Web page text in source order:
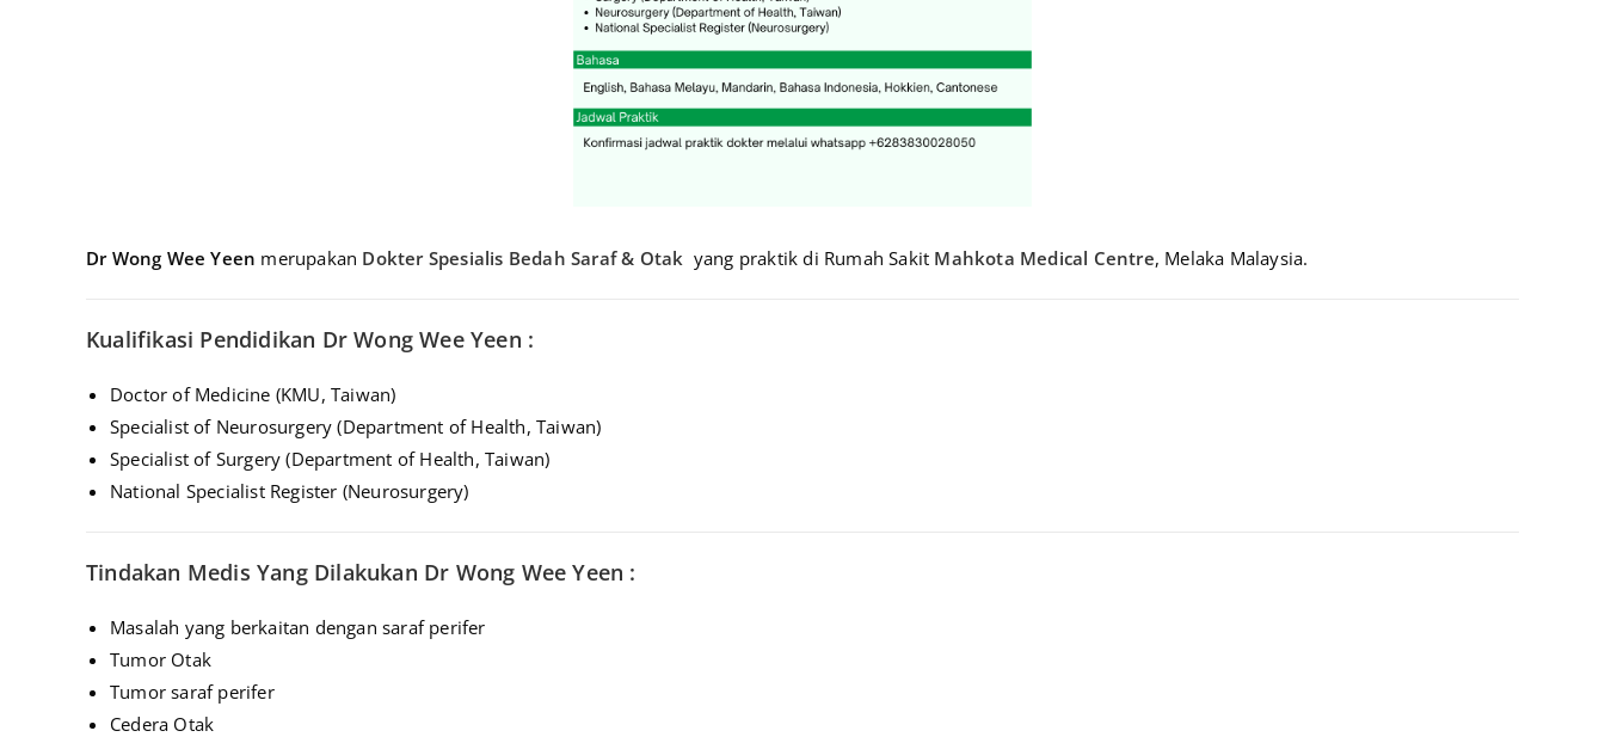
Dr Wong Wee Yeen merupakan Dokter Spesialis Bedah Saraf & Otak yang praktik di Rumah Sakit Mahkota Medical Centre, Melaka Malaysia.
Kualifikasi Pendidikan Dr Wong Wee Yeen :
Doctor of Medicine (KMU, Taiwan)
Specialist of Neurosurgery (Department of Health, Taiwan)
Specialist of Surgery (Department of Health, Taiwan)
National Specialist Register (Neurosurgery)
Tindakan Medis Yang Dilakukan Dr Wong Wee Yeen :
Masalah yang berkaitan dengan saraf perifer
Tumor Otak
Tumor saraf perifer
Cedera Otak